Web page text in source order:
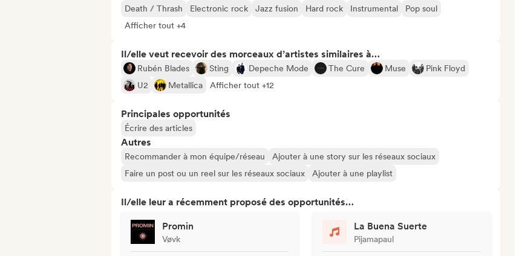
Death / Thrash Electronic rock Jazz fusion Hard rock Instrumental
Pop soul
Afficher tout +4
Il/elle veut recevoir des morceaux d’artistes similaires à…
Rubén Blades Sting Depeche Mode The Cure Muse
Pink Floyd
U2
Metallica Afficher tout +12
Principales opportunités
Écrire des articles
Autres
Recommander à mon équipe/réseau
Ajouter à une story sur les réseaux sociaux
Faire un post ou un reel sur les réseaux sociaux
Ajouter à une playlist
Il/elle leur a récemment proposé des opportunités…
Promin
Vøvk
La Buena Suerte
Pijamapaul